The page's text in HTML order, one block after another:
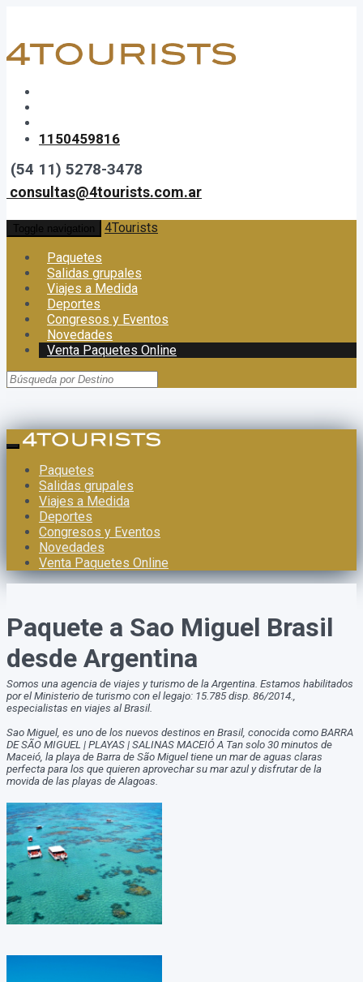
1150459816
(54 11) 5278-3478
consultas@4tourists.com.ar
Toggle navigation
4Tourists
Paquetes
Salidas grupales
Viajes a Medida
Deportes
Congresos y Eventos
Novedades
Venta Paquetes Online
Paquetes
Salidas grupales
Viajes a Medida
Deportes
Congresos y Eventos
Novedades
Venta Paquetes Online
Paquete a Sao Miguel Brasil
desde Argentina
Somos una agencia de viajes y turismo de la Argentina. Estamos habilitados
por el Ministerio de turismo con el legajo: 15.785 disp. 86/2014.,
especialistas en viajes al Brasil.
Sao Miguel, es uno de los nuevos destinos en Brasil, conocida como BARRA
DE SÃO MIGUEL | PLAYAS | SALINAS MACEIÓ A Tan solo 30 minutos de
Maceió, la playa de Barra de São Miguel tiene un mar de aguas claras
perfecta para los que quieren aprovechar su mar azul y disfrutar de la
movida de las playas de Alagoas.